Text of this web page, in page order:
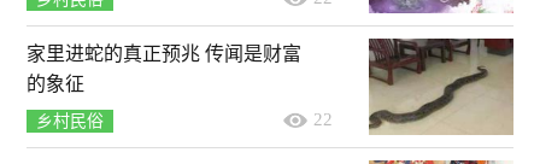
家里进蛇的真正预兆 传闻是财富
的象征
乡村民俗 22